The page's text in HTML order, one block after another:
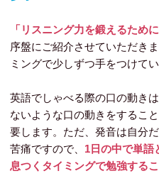
「リスニング力を鍛えるため
序盤にご紹介させていただき
ミングで少しずつ手をつけてい
英語でしゃべる際の口の動き
ないような口の動きをするこ
要します。ただ、発音は自分
苦痛ですので、 1日の中で単語
息つくタイミングで勉強する